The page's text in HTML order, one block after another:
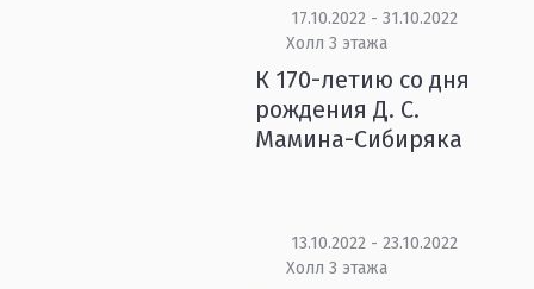
17.10.2022 - 31.10.2022
Холл 3 этажа
К 170-летию со дня
рождения Д. С.
Мамина-Сибиряка
13.10.2022 - 23.10.2022
Холл 3 этажа